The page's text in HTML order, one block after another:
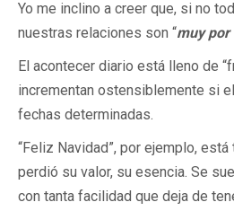
Yo me inclino a creer que, si no
nuestras relaciones son “muy por
El acontecer diario está lleno de
incrementan ostensiblemente si
fechas determinadas.
“Feliz Navidad”, por ejemplo, está
perdió su valor, su esencia. Se
con tanta facilidad que deja de